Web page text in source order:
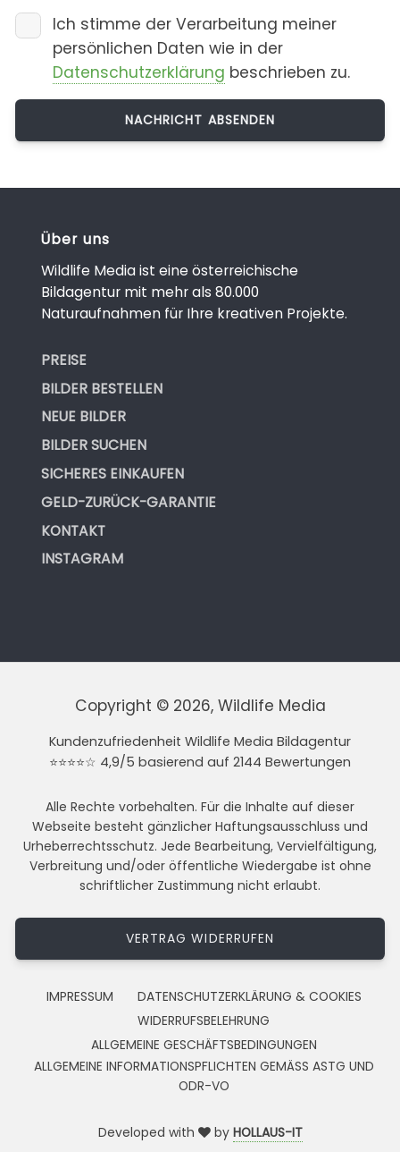
Ich stimme der Verarbeitung meiner
persönlichen Daten wie in der
Datenschutzerklärung beschrieben zu.
Über uns
Wildlife Media ist eine österreichische
Bildagentur mit mehr als 80.000
Naturaufnahmen für Ihre kreativen Projekte.
PREISE
BILDER BESTELLEN
NEUE BILDER
BILDER SUCHEN
SICHERES EINKAUFEN
GELD-ZURÜCK-GARANTIE
KONTAKT
INSTAGRAM
Copyright © 2026, Wildlife Media
Kundenzufriedenheit Wildlife Media Bildagentur
⭐⭐⭐⭐☆ 4,9/5 basierend auf 2144 Bewertungen
Alle Rechte vorbehalten. Für die Inhalte auf dieser
Webseite besteht gänzlicher Haftungsausschluss und
Urheberrechtsschutz. Jede Bearbeitung, Vervielfältigung,
Verbreitung und/oder öffentliche Wiedergabe ist ohne
schriftlicher Zustimmung nicht erlaubt.
VERTRAG WIDERRUFEN
IMPRESSUM
DATENSCHUTZERKLÄRUNG & COOKIES
WIDERRUFSBELEHRUNG
ALLGEMEINE GESCHÄFTSBEDINGUNGEN
ALLGEMEINE INFORMATIONSPFLICHTEN GEMÄSS ASTG UND
ODR-VO
Developed with by HOLLAUS-IT